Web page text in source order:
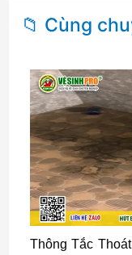
📁 Cùng
Thông Tắc